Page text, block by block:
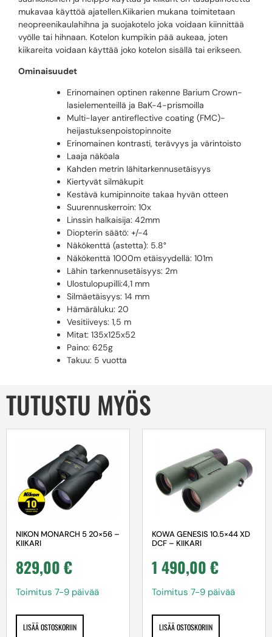
mukavaa käyttöä ajatellen.Kiikarien mukana toimitetaan
neopreenikaulahihna ja suojakotelo joka voidaan kiinnittää
vyölle tai hihnaan. Kotelon kumpikin pää aukeaa, joten
kiikareita voidaan käyttää joko kotelon sisällä tai erikseen.
Ominaisuudet
Erinomainen optinen rakenne Barium Crown-
lasielementeillä ja BaK-4-prismoilla
Multi-layer antireflective coating (FMC)-
heijastuksenpoistopinnoite
Erinomainen kontrasti, terävyys ja värintoisto
Laaja näköala
Kahden metrin lähitarkennusetäisyys
Kiertyvät silmäkupit
Kestävä kumipinnoite takaa hyvän otteen
Suurennuskerroin: 10x
Linssin halkaisija: 42mm
Diopterin säätö: +/-4
Näkökenttä (astetta): 5.8°
Näkökenttä 1000m etäisyydellä: 101m
Lähin tarkennusetäisyys: 2m
Ulostulopupilli:4,1 mm
Silmäetäisyys: 14 mm
Hämäräluku: 20
Vesitiiveys: 1,5 m
Mitat: 135x125x52
Paino: 625g
Takuu: 5 vuotta
TUTUSTU MYÖS
NIKON MONARCH 5 20×56 –
KIIKARI
829,00€
Toimitus 7-9 päivää
LISÄÄ OSTOSKORIIN
KOWA GENESIS 10.5×44 XD
DCF – KIIKARI
1 490,00€
Toimitus 7-9 päivää
LISÄÄ OSTOSKORIIN